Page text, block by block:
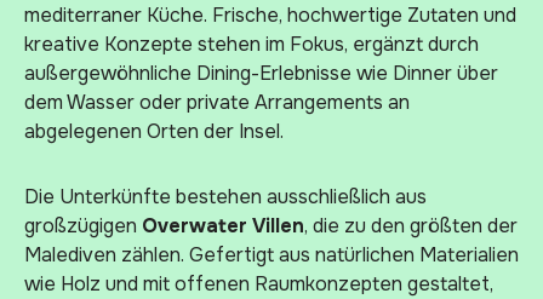
mediterraner Küche. Frische, hochwertige Zutaten und
kreative Konzepte stehen im Fokus, ergänzt durch
außergewöhnliche Dining-Erlebnisse wie Dinner über
dem Wasser oder private Arrangements an
abgelegenen Orten der Insel.
Die Unterkünfte bestehen ausschließlich aus
großzügigen Overwater Villen, die zu den größten der
Malediven zählen. Gefertigt aus natürlichen Materialien
wie Holz und mit offenen Raumkonzepten gestaltet,